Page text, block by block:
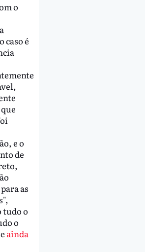
o
caso é
e o
de
as
tudo o
o
ainda